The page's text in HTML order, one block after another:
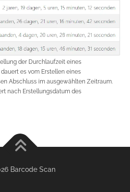
der Durchlaufzeit eines
es vom Erstellen eines
Abschluss im ausgewählten Zeitraum.
nach Erstellungsdatum des
Barcode Scan